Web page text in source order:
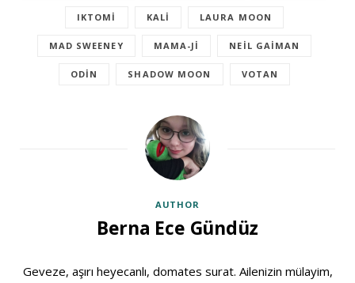
IKTOMI KALI LAURA MOON
MAD SWEENEY MAMA-JI NEIL GAIMAN
ODIN SHADOW MOON VOTAN
AUTHOR
Berna Ece Gündüz
Geveze, aşırı heyecanlı, domates surat. Ailenizin mülayim,